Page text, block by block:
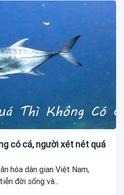
có cá, người xét nét quá
hóa dân gian Việt Nam,
đời sống và...